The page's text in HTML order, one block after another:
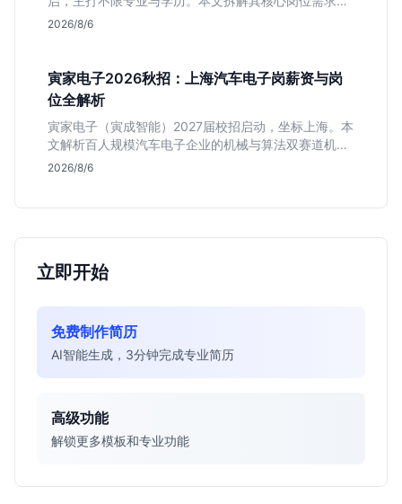
（技术研发、游戏策划、算法），分析非科班同学的投
2026/8/6
寅家电子2026秋招：上海汽车电子岗薪资与岗
位全解析
寅家电子（寅成智能）2027届校招启动，坐标上海。本
文解析百人规模汽车电子企业的机械与算法双赛道机
会，分析薪资面议背后的含金量及应届生成长路径，助
2026/8/6
立即开始
免费制作简历
AI智能生成，3分钟完成专业简历
高级功能
解锁更多模板和专业功能